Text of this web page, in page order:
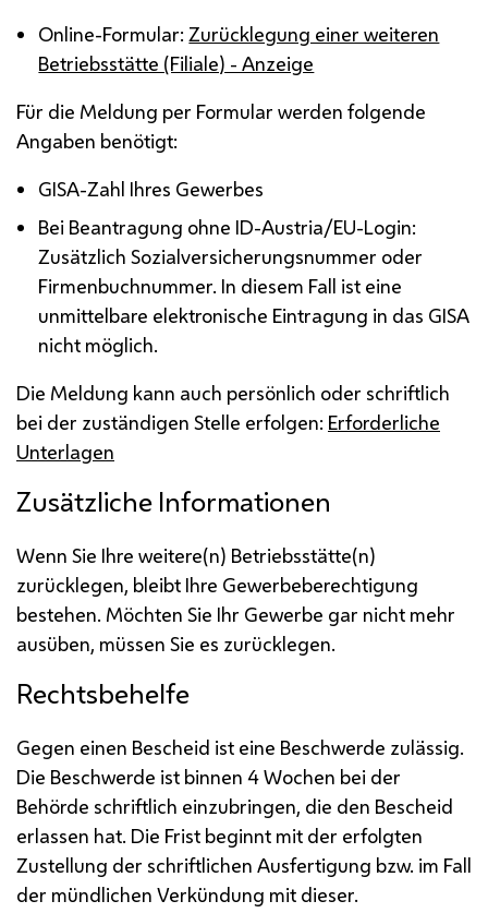
Online-Formular: Zurücklegung einer weiteren
Betriebsstätte (Filiale) - Anzeige
Für die Meldung per Formular werden folgende
Angaben benötigt:
GISA-Zahl Ihres Gewerbes
Bei Beantragung ohne ID-Austria/EU-Login:
Zusätzlich Sozialversicherungsnummer oder
Firmenbuchnummer. In diesem Fall ist eine
unmittelbare elektronische Eintragung in das GISA
nicht möglich.
Die Meldung kann auch persönlich oder schriftlich
bei der zuständigen Stelle erfolgen: Erforderliche
Unterlagen
Zusätzliche Informationen
Wenn Sie Ihre weitere(n) Betriebsstätte(n)
zurücklegen, bleibt Ihre Gewerbeberechtigung
bestehen. Möchten Sie Ihr Gewerbe gar nicht mehr
ausüben, müssen Sie es zurücklegen.
Rechtsbehelfe
Gegen einen Bescheid ist eine Beschwerde zulässig.
Die Beschwerde ist binnen 4 Wochen bei der
Behörde schriftlich einzubringen, die den Bescheid
erlassen hat. Die Frist beginnt mit der erfolgten
Zustellung der schriftlichen Ausfertigung bzw. im Fall
der mündlichen Verkündung mit dieser.